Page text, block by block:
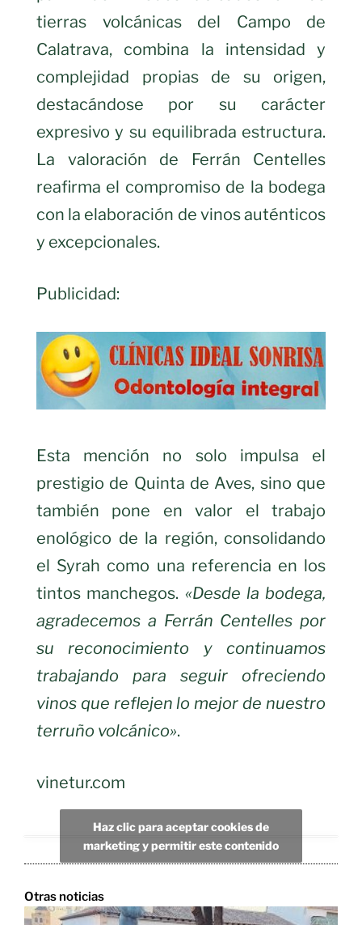
tierras volcánicas del Campo de
Calatrava, combina la intensidad y
complejidad propias de su origen,
destacándose por su carácter
expresivo y su equilibrada estructura.
La valoración de Ferrán Centelles
reafirma el compromiso de la bodega
con la elaboración de vinos auténticos
y excepcionales.
Publicidad:
Esta mención no solo impulsa el
prestigio de Quinta de Aves, sino que
también pone en valor el trabajo
enológico de la región, consolidando
el Syrah como una referencia en los
tintos manchegos. «Desde la bodega,
agradecemos a Ferrán Centelles por
su reconocimiento y continuamos
trabajando para seguir ofreciendo
vinos que reflejen lo mejor de nuestro
terruño volcánico».
vinetur.com
Haz clic para aceptar cookies de
marketing y permitir este contenido
Otras noticias